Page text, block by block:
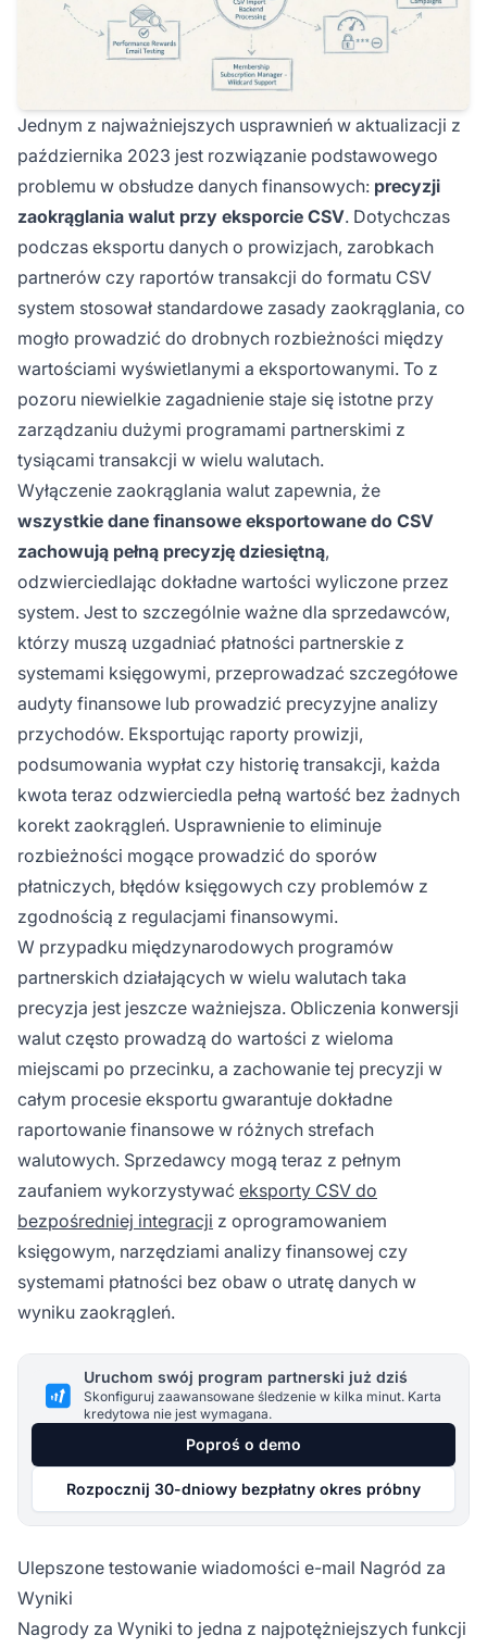
Jednym z najważniejszych usprawnień w aktualizacji z
października 2023 jest rozwiązanie podstawowego
problemu w obsłudze danych finansowych: precyzji
zaokrąglania walut przy eksporcie CSV. Dotychczas
podczas eksportu danych o prowizjach, zarobkach
partnerów czy raportów transakcji do formatu CSV
system stosował standardowe zasady zaokrąglania, co
mogło prowadzić do drobnych rozbieżności między
wartościami wyświetlanymi a eksportowanymi. To z
pozoru niewielkie zagadnienie staje się istotne przy
zarządzaniu dużymi programami partnerskimi z
tysiącami transakcji w wielu walutach.
Wyłączenie zaokrąglania walut zapewnia, że
wszystkie dane finansowe eksportowane do CSV
zachowują pełną precyzję dziesiętną,
odzwierciedlając dokładne wartości wyliczone przez
system. Jest to szczególnie ważne dla sprzedawców,
którzy muszą uzgadniać płatności partnerskie z
systemami księgowymi, przeprowadzać szczegółowe
audyty finansowe lub prowadzić precyzyjne analizy
przychodów. Eksportując raporty prowizji,
podsumowania wypłat czy historię transakcji, każda
kwota teraz odzwierciedla pełną wartość bez żadnych
korekt zaokrągleń. Usprawnienie to eliminuje
rozbieżności mogące prowadzić do sporów
płatniczych, błędów księgowych czy problemów z
zgodnością z regulacjami finansowymi.
W przypadku międzynarodowych programów
partnerskich działających w wielu walutach taka
precyzja jest jeszcze ważniejsza. Obliczenia konwersji
walut często prowadzą do wartości z wieloma
miejscami po przecinku, a zachowanie tej precyzji w
całym procesie eksportu gwarantuje dokładne
raportowanie finansowe w różnych strefach
walutowych. Sprzedawcy mogą teraz z pełnym
zaufaniem wykorzystywać eksporty CSV do
bezpośredniej integracji z oprogramowaniem
księgowym, narzędziami analizy finansowej czy
systemami płatności bez obaw o utratę danych w
wyniku zaokrągleń.
Uruchom swój program partnerski już dziś
Skonfiguruj zaawansowane śledzenie w kilka minut. Karta
kredytowa nie jest wymagana.
Poproś o demo
Rozpocznij 30-dniowy bezpłatny okres próbny
Ulepszone testowanie wiadomości e-mail Nagród za
Wyniki
Nagrody za Wyniki to jedna z najpotężniejszych funkcji